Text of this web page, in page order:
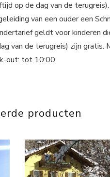
op de dag van de
van een ouder een
geldt voor kinderen
van de terugreis) zijn gratis.
out: tot 10:00
producten